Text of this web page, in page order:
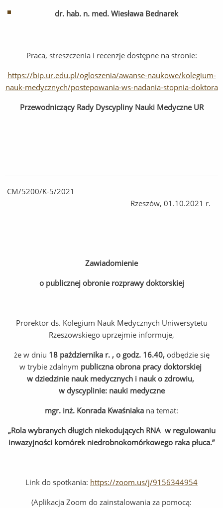
dr. hab. n. med. Wiesława Bednarek
Praca, streszczenia i recenzje dostępne na stronie:
https://bip.ur.edu.pl/ogloszenia/awanse-naukowe/kolegium-
nauk-medycznych/postepowania-ws-nadania-stopnia-doktora
Przewodniczący Rady Dyscypliny Nauki Medyczne UR
CM/5200/K-5/2021
Rzeszów, 01.10.2021 r.
Zawiadomienie
o publicznej obronie rozprawy doktorskiej
Prorektor ds. Kolegium Nauk Medycznych Uniwersytetu
Rzeszowskiego uprzejmie informuje,
że w dniu 18 października r. , o godz. 16.40,odbędzie się
w trybie zdalnym publiczna obrona pracy doktorskiej
w dziedzinie nauk medycznych i nauk o zdrowiu,
w dyscyplinie: nauki medyczne
mgr. inż. Konrada Kwaśniaka na temat:
„Rola wybranych długich niekodujących RNA w regulowaniu
inwazyjności komórek niedrobnokomórkowego raka płuca.”
Link do spotkania: https://zoom.us/j/9156344954
(Aplikacja Zoom do zainstalowania za pomocą: